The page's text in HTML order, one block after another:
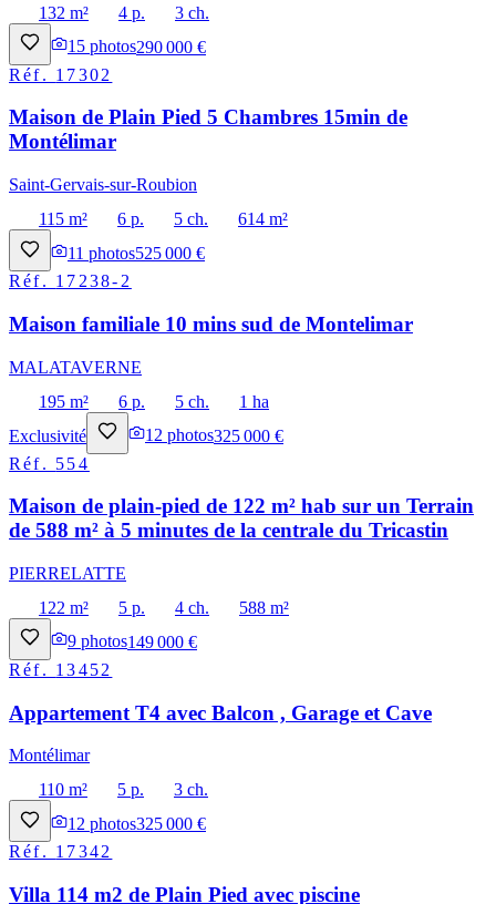
132 m²
4 p.
3 ch.
15 photos290 000 €
Réf. 17302
Maison de Plain Pied 5 Chambres 15min de
Montélimar
Saint-Gervais-sur-Roubion
115 m²
6 p. 5 ch.
614 m²
11 photos525 000 €
Réf. 17238-2
Maison familiale 10 mins sud de Montelimar
MALATAVERNE
195 m²
6 p. 5 ch.
1 ha
Exclusivité
12 photos325 000 €
Réf. 554
Maison de plain-pied de 122 m² hab sur un Terrain
de 588 m² à 5 minutes de la centrale du Tricastin
PIERRELATTE
122 m²
5 p. 4 ch.
588 m²
9 photos149 000 €
Réf. 13452
Appartement T4 avec Balcon , Garage et Cave
Montélimar
110 m²
5 p.
3 ch.
12 photos325 000 €
Réf. 17342
Villa 114 m2 de Plain Pied avec piscine